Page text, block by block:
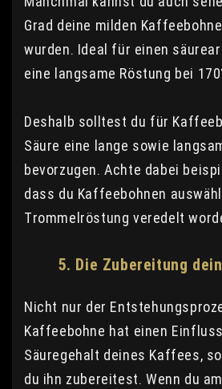
Grad deine milden
wurden. Ideal für einen
eine langsame Röstung bei
Deshalb solltest du für
Säure eine lange sowie
bevorzugen. Achte dabei
dass du Kaffeebohnen
Trommelröstung veredelt
5. Die Zubereitung
Nicht nur der
Kaffeebohne hat einen
Säuregehalt deines Kaffees,
du ihn zubereitest. Wenn du